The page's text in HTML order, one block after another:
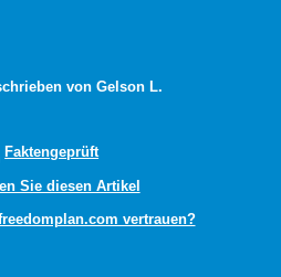
von Gelson L.
Faktengeprüft
Sie diesen Artikel
vertrauen?